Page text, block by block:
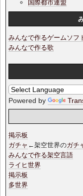
国際都市連盟
みんなで作るゲームソフ
みんなで作る歌
Powered by
掲示板
ガチャ ←架空世界のガチ
みんなで作る架空言語
ライヒ世界
掲示板
多世界